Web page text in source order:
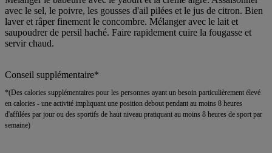
avec le sel, le poivre, les gousses d'ail pilées et le jus de citron. Bien
laver et râper finement le concombre. Mélanger avec le lait et
saupoudrer de persil haché. Faire rapidement cuire la fougasse et
servir chaud.
Conseil supplémentaire*
*(Des calories supplémentaires pour les personnes ayant un besoin particulièrement élevé
en calories - une activité impliquant une position debout pendant au moins 8 heures
d'affilées par jour ou des sportifs de haut niveau pratiquant au moins 8 heures de sport par
semaine)